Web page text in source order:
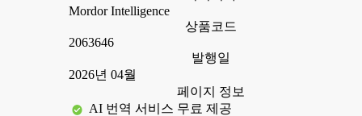
Mordor Intelligence
상품코드
2063646
발행일
2026년 04월
페이지 정보
AI 번역 서비스 무료 제공